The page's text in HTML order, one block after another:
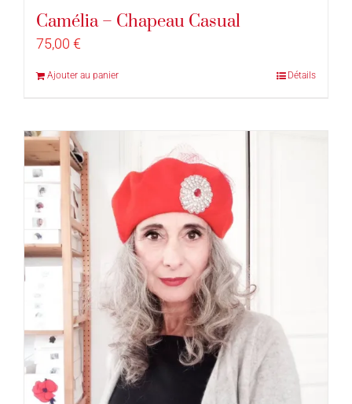
Camélia – Chapeau Casual
75,00 €
Ajouter au panier Détails